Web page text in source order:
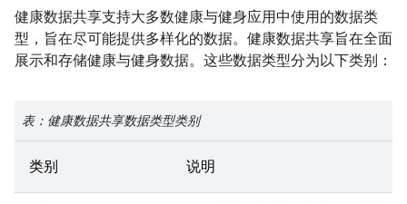
健康数据共享支持大多数健康与健身应用中使用的数据类
型，旨在尽可能提供多样化的数据。健康数据共享旨在全面
展示和存储健康与健身数据。这些数据类型分为以下类别：
表：健康数据共享数据类型类别
类别 说明